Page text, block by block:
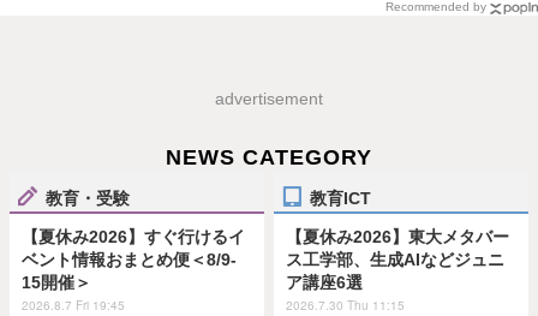
Recommended by
advertisement
NEWS CATEGORY
教育・受験
【夏休み2026】すぐ行けるイ
ベント情報おまとめ便＜8/9-
15開催＞
2026.8.7 Fri 19:45
教育ICT
【夏休み2026】東大メタバー
ス工学部、生成AIなどジュニ
ア講座6選
2026.7.30 Thu 11:15